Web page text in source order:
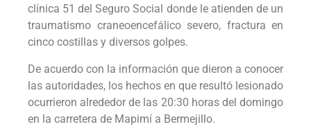
clínica 51 del Seguro Social donde le atienden de un
traumatismo craneoencefálico severo, fractura en
cinco costillas y diversos golpes.
De acuerdo con la información que dieron a conocer
las autoridades, los hechos en que resultó lesionado
ocurrieron alrededor de las 20:30 horas del domingo
en la carretera de Mapimí a Bermejillo.